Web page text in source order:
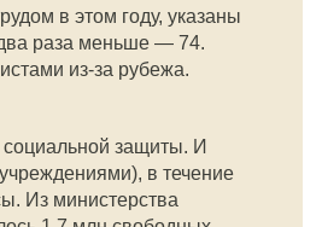
в этом году, указаны
раза меньше — 74.
из-за рубежа.
социальной защиты. И
в течение
Из министерства